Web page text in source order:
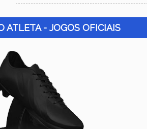
ATLETA - JOGOS OFICIAIS